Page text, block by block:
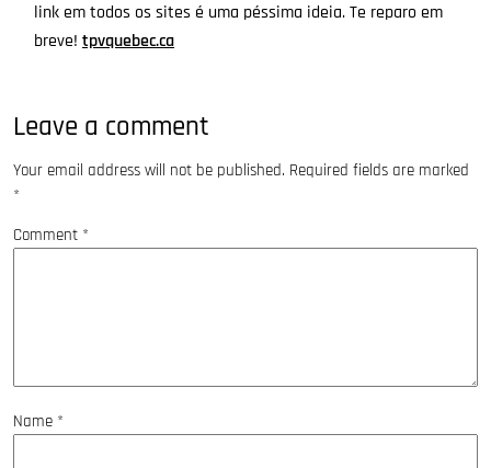
link em todos os sites é uma péssima ideia. Te reparo em
breve! tpvquebec.ca
Leave a comment
Your email address will not be published. Required fields are marked
*
Comment *
Name *